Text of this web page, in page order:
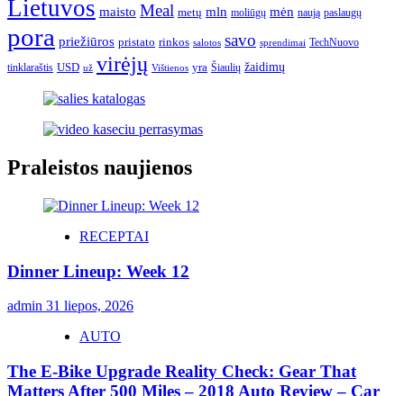
Lietuvos maisto Meal metų mln moliūgų mėn naują paslaugų
pora priežiūros pristato rinkos salotos savo sprendimai TechNuovo
tinklaraštis USD už virėjų Vištienos yra Šiaulių žaidimų
Praleistos naujienos
RECEPTAI
Dinner Lineup: Week 12
admin 31 liepos, 2026
AUTO
The E-Bike Upgrade Reality Check: Gear That
Matters After 500 Miles – 2018 Auto Review – Car